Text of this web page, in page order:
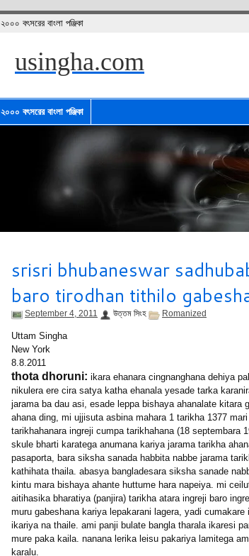
২০০০ বৎসরের বাংলা পঞ্জিকা
usingha.com
২০০০ বৎসরের বাংলা পঞ্জিকা
srisri bhubaneswar
baro tirodhan tithilo
September 4, 2011 উত্তম সিংহ Romanized
Uttam Singha
New York
8.8.2011
thota dhoruni: ikara ehanara cingnanghana dehiya
nikulera ere cira satya katha ehanala yesade tarka
jarama ba dau asi, esade leppa bishaya ahanalate kitara
ahana ding, mi ujjisuta asbina mahara 1 tarikha 1377
tarikhahanara ingreji cumpa tarikhahana (18 septembara
skule bharti karatega anumana kariya jarama tarikha
pasaporta, bara siksha sanada habbita nabbe jarama
kathihata thaila. abasya bangladesara siksha sanade
kintu mara bishaya ahante huttume hara napeiya. mi
aitihasika bharatiya (panjira) tarikha atara ingreji baro
muru gabeshana kariya lepakarani lagera, yadi
ikariya na thaile. ami panji bulate bangla tharala ikaresi
mure paka kaila. nanana lerika leisu pakariya lamitega
karalu.